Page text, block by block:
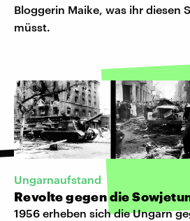
Bloggerin Maike, was ihr diesen
müsst.
Ungarnaufstand
Revolte gegen die
1956 erheben sich die Ungarn